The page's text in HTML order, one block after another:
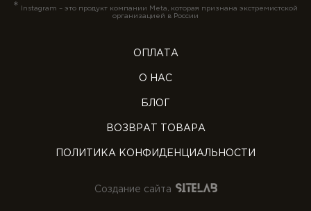
*
Instagram – это продукт компании Meta, которая признана экстремистской
организацией в России
ОПЛАТА
О НАС
БЛОГ
ВОЗВРАТ ТОВАРА
ПОЛИТИКА КОНФИДЕНЦИАЛЬНОСТИ
Создание сайта